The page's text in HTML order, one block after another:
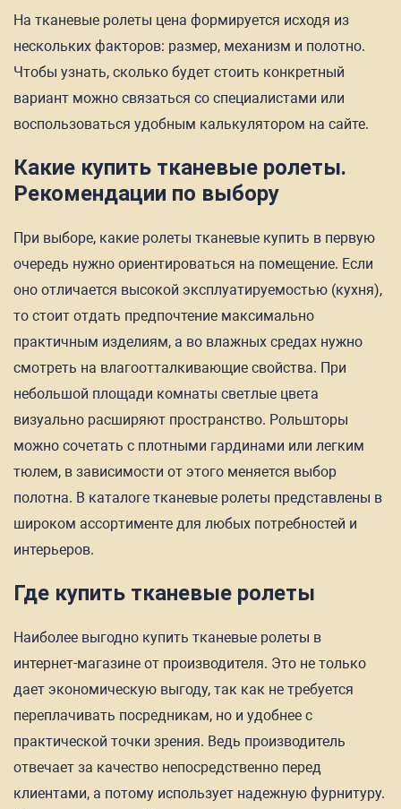
На тканевые ролеты цена формируется исходя из
нескольких факторов: размер, механизм и полотно.
Чтобы узнать, сколько будет стоить конкретный
вариант можно связаться со специалистами или
воспользоваться удобным калькулятором на сайте.
Какие купить тканевые ролеты.
Рекомендации по выбору
При выборе, какие ролеты тканевые купить в первую
очередь нужно ориентироваться на помещение. Если
оно отличается высокой эксплуатируемостью (кухня),
то стоит отдать предпочтение максимально
практичным изделиям, а во влажных средах нужно
смотреть на влагоотталкивающие свойства. При
небольшой площади комнаты светлые цвета
визуально расширяют пространство. Рольшторы
можно сочетать с плотными гардинами или легким
тюлем, в зависимости от этого меняется выбор
полотна. В каталоге тканевые ролеты представлены в
широком ассортименте для любых потребностей и
интерьеров.
Где купить тканевые ролеты
Наиболее выгодно купить тканевые ролеты в
интернет-магазине от производителя. Это не только
дает экономическую выгоду, так как не требуется
переплачивать посредникам, но и удобнее с
практической точки зрения. Ведь производитель
отвечает за качество непосредственно перед
клиентами, а потому использует надежную фурнитуру.